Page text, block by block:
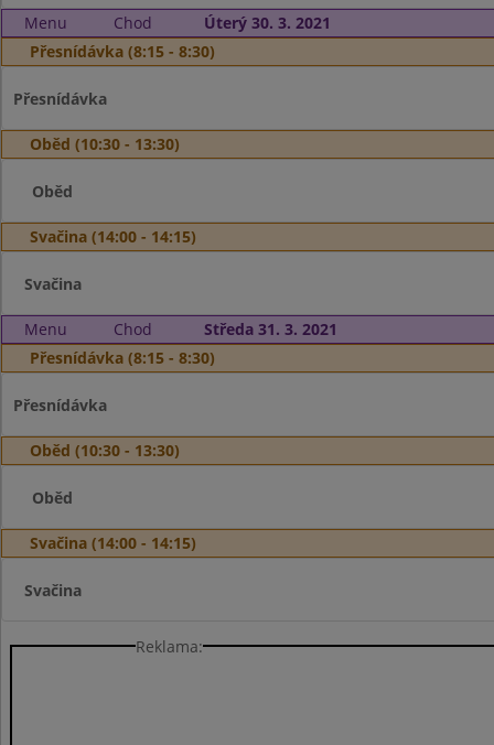
Menu Chod
Úterý 30. 3. 2021
Přesnídávka (8:15 - 8:30)
Přesnídávka
Oběd (10:30 - 13:30)
Oběd
Svačina (14:00 - 14:15)
Svačina
Menu Chod
Středa 31. 3. 2021
Přesnídávka (8:15 - 8:30)
Přesnídávka
Oběd (10:30 - 13:30)
Oběd
Svačina (14:00 - 14:15)
Svačina
Reklama: